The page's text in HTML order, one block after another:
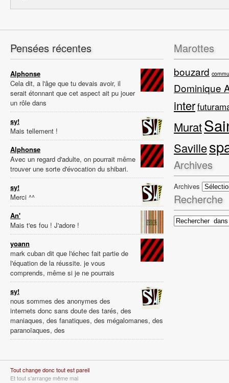
Pensées récentes
Alphonse
Cela dit, a l'âge que tu devais avoir, il
serait étonnant que cet aspect ait pu jouer
un rôle dans
sy!
Mais tellement !
Alphonse
Avec un regard d'adulte, on pourrait même
trouver une sorte d'évocation du shibari.
sy!
Merci ^^
An'
Mais t'es fou ! J'adore !
yoann
mark cuban dit que l'échec fait partie de
l'équation de la réussite. je vous
comprends, même si je ne pourrais
sy!
nous sommes des anonymes des
internets donc sans doute des tarés, des
maniaques, des fanatiques, des mégalomanes, des
paranoïaques, des
Marottes
bouzard
Dominique
inter
Murat
Saville
Archives
Archives
Recherche
Tout change donc tout est pareil
Et tout s'arrange même mal